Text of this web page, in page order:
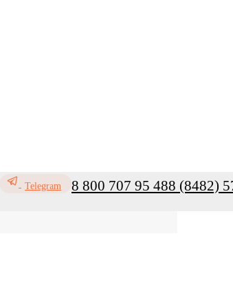
Telegram 8 800 707 95 488 (8482)